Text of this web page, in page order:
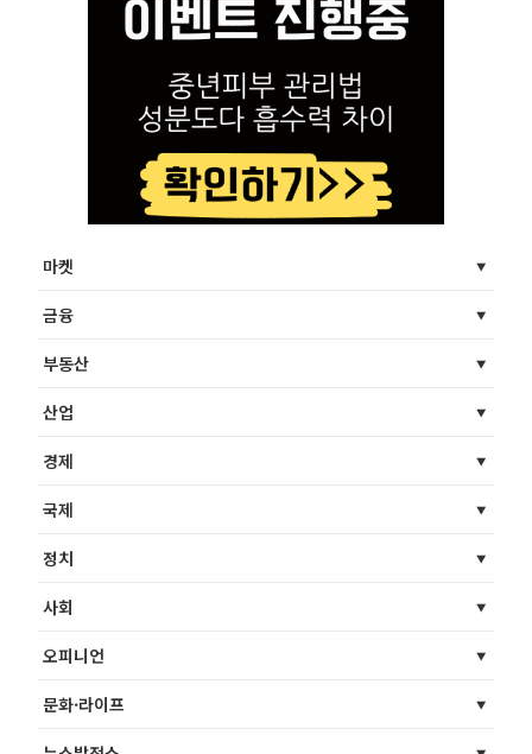
마켓
금융
부동산
산업
경제
국제
정치
사회
오피니언
문화·라이프